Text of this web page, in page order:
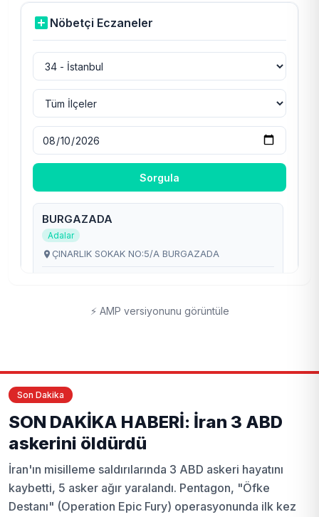
⚡ AMP versiyonunu görüntüle
Son Dakika
SON DAKİKA HABERİ: İran 3 ABD
askerini öldürdü
İran'ın misilleme saldırılarında 3 ABD askeri hayatını
kaybetti, 5 asker ağır yaralandı. Pentagon, "Öfke
Destanı" (Operation Epic Fury) operasyonunda ilk kez